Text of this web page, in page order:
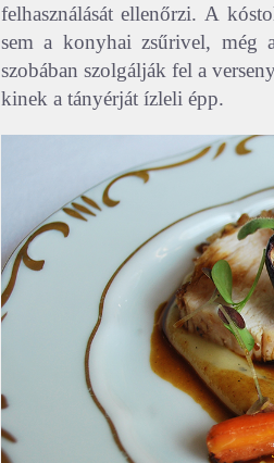
felhasználását ellenőrzi. A
sem a konyhai zsűrivel,
szobában szolgálják fel a
kinek a tányérját ízleli épp.